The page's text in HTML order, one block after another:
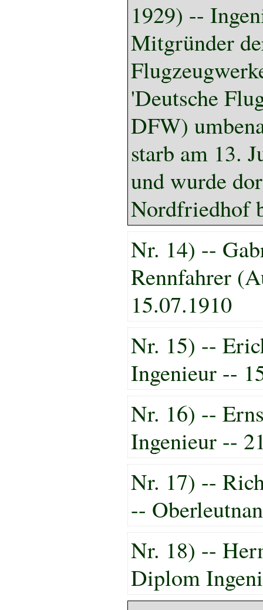
1929) --
Mitgründer
'Deutsche
DFW)
starb am 13.
und wurde
Nordfriedhof
Nr. 14) --
Rennfahrer
15.07.1910
Nr. 15) --
Ingenieur --
Nr. 16) --
Ingenieur --
Nr. 17) --
--
Nr. 18) --
Diplom